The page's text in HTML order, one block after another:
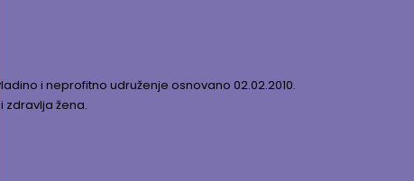
i neprofitno udruženje osnovano 02.02.2010.
žena.